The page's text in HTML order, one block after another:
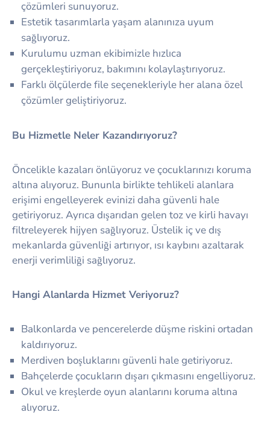
çözümleri sunuyoruz.
Estetik tasarımlarla yaşam alanınıza uyum
sağlıyoruz.
Kurulumu uzman ekibimizle hızlıca
gerçekleştiriyoruz, bakımını kolaylaştırıyoruz.
Farklı ölçülerde file seçenekleriyle her alana özel
çözümler geliştiriyoruz.
Bu Hizmetle Neler Kazandırıyoruz?
Öncelikle kazaları önlüyoruz ve çocuklarınızı koruma
altına alıyoruz. Bununla birlikte tehlikeli alanlara
erişimi engelleyerek evinizi daha güvenli hale
getiriyoruz. Ayrıca dışarıdan gelen toz ve kirli havayı
filtreleyerek hijyen sağlıyoruz. Üstelik iç ve dış
mekanlarda güvenliği artırıyor, ısı kaybını azaltarak
enerji verimliliği sağlıyoruz.
Hangi Alanlarda Hizmet Veriyoruz?
Balkonlarda ve pencerelerde düşme riskini ortadan
kaldırıyoruz.
Merdiven boşluklarını güvenli hale getiriyoruz.
Bahçelerde çocukların dışarı çıkmasını engelliyoruz.
Okul ve kreşlerde oyun alanlarını koruma altına
alıyoruz.